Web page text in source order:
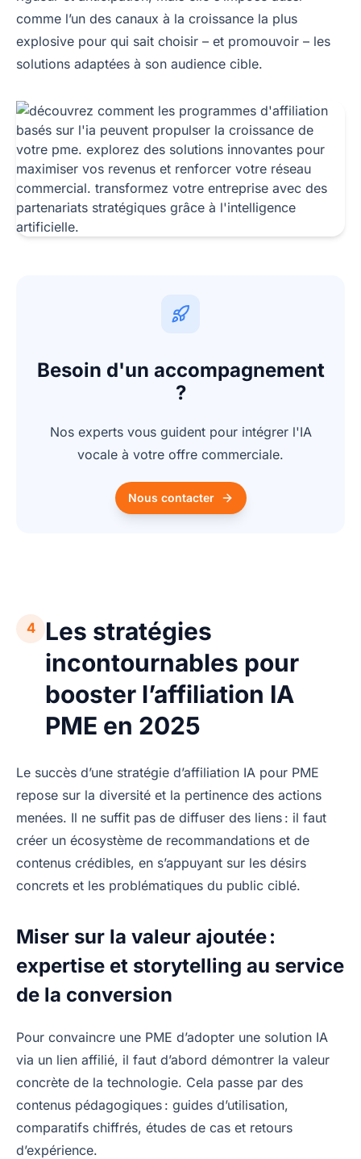
comme l’un des canaux à la croissance la plus
explosive pour qui sait choisir – et promouvoir – les
solutions adaptées à son audience cible.
Besoin d'un accompagnement
?
Nos experts vous guident pour intégrer l'IA
vocale à votre offre commerciale.
Nous contacter
4
Les stratégies
incontournables pour
booster l’affiliation IA
PME en 2025
Le succès d’une stratégie d’affiliation IA pour PME
repose sur la diversité et la pertinence des actions
menées. Il ne suffit pas de diffuser des liens : il faut
créer un écosystème de recommandations et de
contenus crédibles, en s’appuyant sur les désirs
concrets et les problématiques du public ciblé.
Miser sur la valeur ajoutée :
expertise et storytelling au service
de la conversion
Pour convaincre une PME d’adopter une solution IA
via un lien affilié, il faut d’abord démontrer la valeur
concrète de la technologie. Cela passe par des
contenus pédagogiques : guides d’utilisation,
comparatifs chiffrés, études de cas et retours
d’expérience.